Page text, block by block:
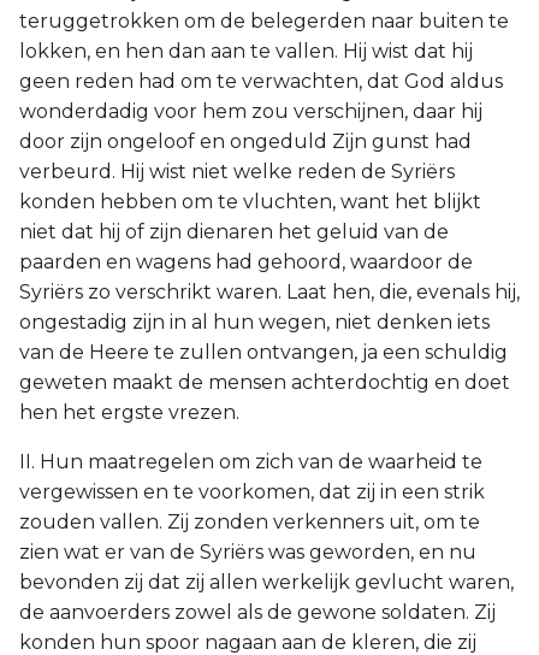
teruggetrokken om de belegerden naar buiten te
lokken, en hen dan aan te vallen. Hij wist dat hij
geen reden had om te verwachten, dat God aldus
wonderdadig voor hem zou verschijnen, daar hij
door zijn ongeloof en ongeduld Zijn gunst had
verbeurd. Hij wist niet welke reden de Syriërs
konden hebben om te vluchten, want het blijkt
niet dat hij of zijn dienaren het geluid van de
paarden en wagens had gehoord, waardoor de
Syriërs zo verschrikt waren. Laat hen, die, evenals hij,
ongestadig zijn in al hun wegen, niet denken iets
van de Heere te zullen ontvangen, ja een schuldig
geweten maakt de mensen achterdochtig en doet
hen het ergste vrezen.
II. Hun maatregelen om zich van de waarheid te
vergewissen en te voorkomen, dat zij in een strik
zouden vallen. Zij zonden verkenners uit, om te
zien wat er van de Syriërs was geworden, en nu
bevonden zij dat zij allen werkelijk gevlucht waren,
de aanvoerders zowel als de gewone soldaten. Zij
konden hun spoor nagaan aan de kleren, die zij